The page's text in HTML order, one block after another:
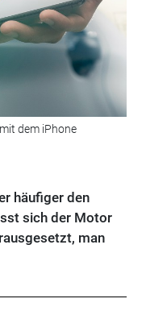
dem iPhone
häufiger den
sich der Motor
man